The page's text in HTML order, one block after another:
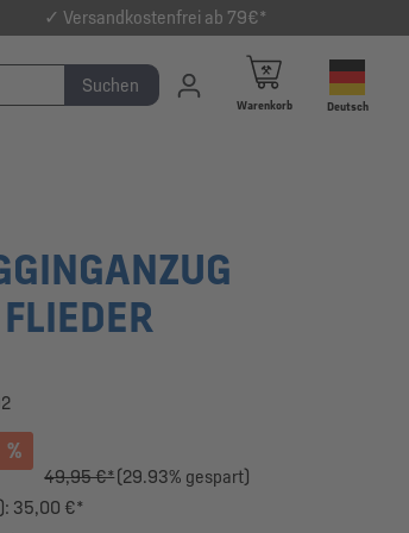
✓ Versandkostenfrei ab 79€*
Suchen
Warenkorb Deutsch
%
49,95 €*(29.93% gespart)
35,00 €*